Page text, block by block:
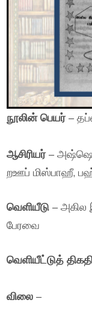
நூலின் பெயர்–
ஆசிரியர்–
றஊப் மிஸ்பாஹீ,
வெளியீடு –
பேரவை
வெளியீட்டுத்
விலை –